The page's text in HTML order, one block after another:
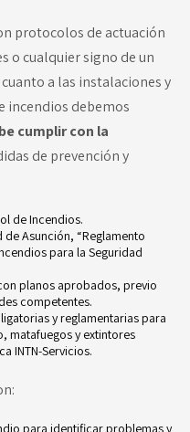
protocolos de actuación
o cualquier signo de un
a las instalaciones y
incendios debemos
cumplir con la
de prevención y
de Incendios.
Asunción, “Reglamento
para la Seguridad
planos aprobados, previo
competentes.
y reglamentarias para
matafuegos y extintores
INTN-Servicios.
para identificar problemas y